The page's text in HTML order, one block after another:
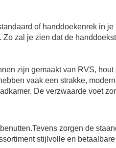
of handdoekenrek in je
zal je zien dat de
zijn gemaakt van RVS,
vaak een strakke,
De verzwaarde voet
Tevens zorgen de
stijlvolle en